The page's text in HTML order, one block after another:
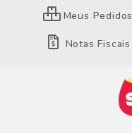
Meus Pedidos
Notas Fiscais